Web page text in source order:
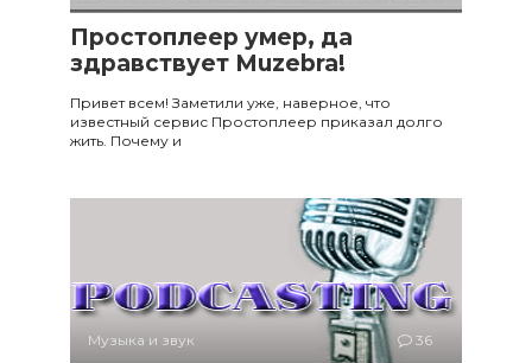
Простоплеер умер, да
здравствует Muzebra!
Привет всем! Заметили уже, наверное, что
известный сервис Простоплеер приказал долго
жить. Почему и
Музыка и звук 36